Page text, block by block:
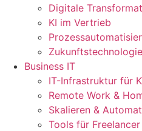
Digitale
KI im Vertrieb
Business IT
IT-Infrastruktur für
Remote Work &
Skalieren &
Tools für